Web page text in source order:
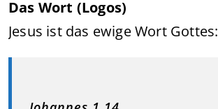
Das Wort (Logos)
Jesus ist das ewige Wort Gottes: